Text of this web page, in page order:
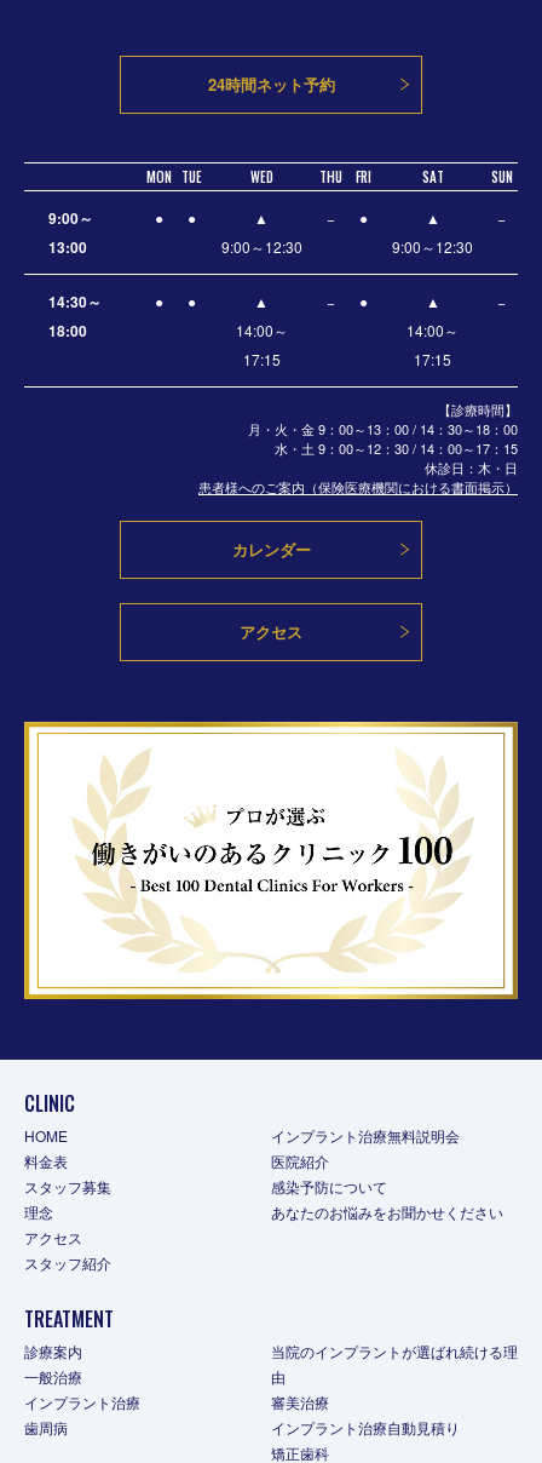
24時間ネット予約
MON TUE WED THU FRI SAT SUN
【診療時間】
月・火・金 9：00～13：00 / 14：30～18：00
水・土 9：00～12：30 / 14：00～17：15
休診日：木・日
患者様へのご案内（保険医療機関における書面掲示）
9:00～
13:00
● ●
▲
9:00～12:30
− ●
▲
9:00～12:30
−
14:30～
18:00
● ●
▲
14:00～
17:15
− ●
▲
14:00～
17:15
−
カレンダー
アクセス
CLINIC
HOME
料金表
スタッフ募集
理念
アクセス
スタッフ紹介
インプラント治療無料説明会
医院紹介
感染予防について
あなたのお悩みをお聞かせください
TREATMENT
診療案内
一般治療
インプラント治療
歯周病
当院のインプラントが選ばれ続ける理
由
審美治療
インプラント治療自動見積り
矯正歯科